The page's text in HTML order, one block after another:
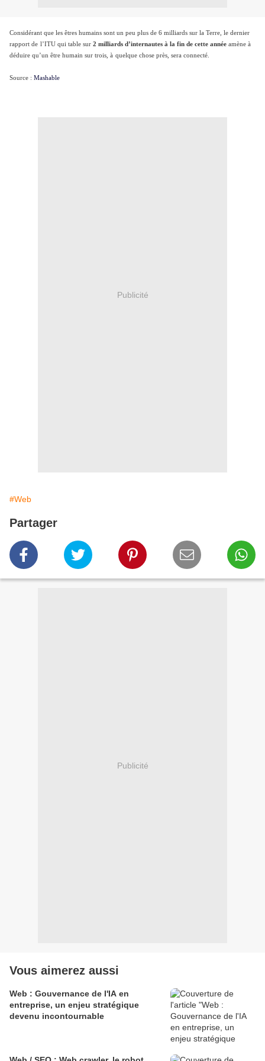
Considérant que les êtres humains sont un peu plus de 6 milliards sur la Terre, le dernier
rapport de l’ITU qui table sur 2 milliards d’internautes à la fin de cette année amène à
déduire qu’un être humain sur trois, à quelque chose près, sera connecté.
Source : Mashable
Publicité
#Web
Partager
Publicité
Vous aimerez aussi
Web : Gouvernance de l'IA en
entreprise, un enjeu stratégique
devenu incontournable